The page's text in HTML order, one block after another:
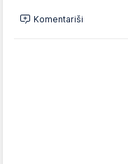
Komentariši